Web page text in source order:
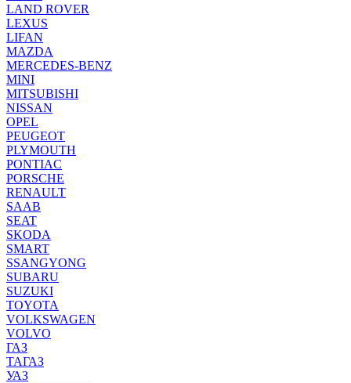
LAND ROVER
LEXUS
LIFAN
MAZDA
MERCEDES-BENZ
MINI
MITSUBISHI
NISSAN
OPEL
PEUGEOT
PLYMOUTH
PONTIAC
PORSCHE
RENAULT
SAAB
SEAT
SKODA
SMART
SSANGYONG
SUBARU
SUZUKI
TOYOTA
VOLKSWAGEN
VOLVO
ГАЗ
ТАГАЗ
УАЗ